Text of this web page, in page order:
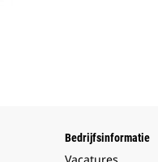
Bedrijfsinformatie